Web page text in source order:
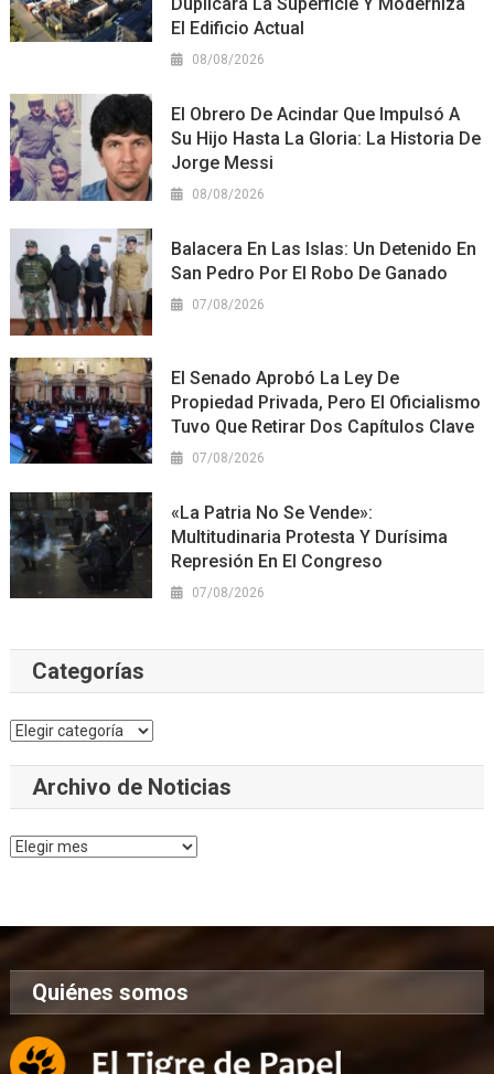
El Edificio Actual
08/08/2026
El Obrero De Acindar Que Impulsó A
Su Hijo Hasta La Gloria: La Historia De
Jorge Messi
08/08/2026
Balacera En Las Islas: Un Detenido En
San Pedro Por El Robo De Ganado
07/08/2026
El Senado Aprobó La Ley De
Propiedad Privada, Pero El Oficialismo
Tuvo Que Retirar Dos Capítulos Clave
07/08/2026
«La Patria No Se Vende»:
Multitudinaria Protesta Y Durísima
Represión En El Congreso
07/08/2026
Categorías
Categorías
Archivo de Noticias
Archivo
Quiénes somos